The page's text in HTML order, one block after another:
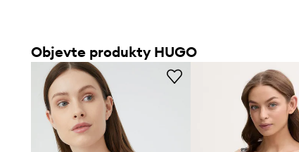
Objevte produkty HUGO